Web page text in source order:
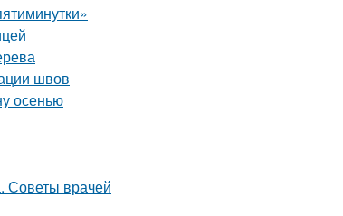
швов
осенью
Советы врачей